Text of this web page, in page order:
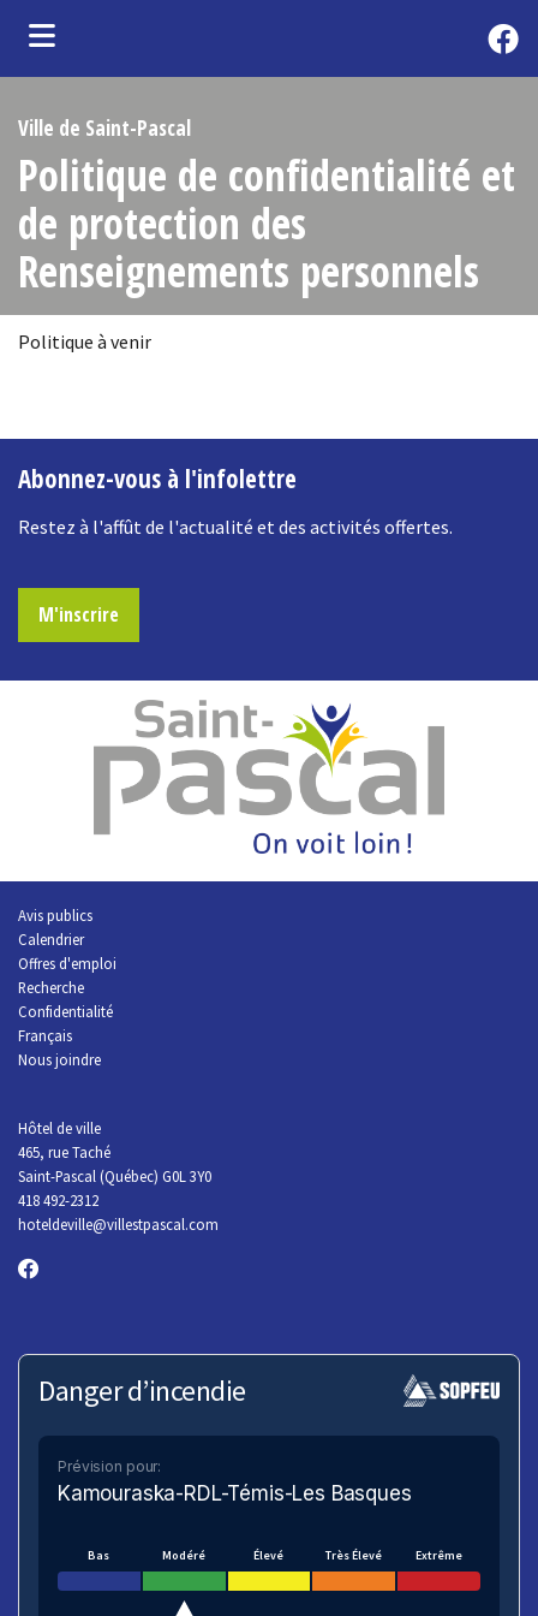
(Entreprises )
(Tourisme )
(S'établir )
(Loisirs et Culture )
Ville de Saint-Pascal
Politique de confidentialité et
de protection des
Renseignements personnels
Politique à venir
Abonnez-vous à l'infolettre
Restez à l'affût de l'actualité et des activités offertes.
M'inscrire
Avis publics
Calendrier
Offres d'emploi
Recherche
Confidentialité
Français
Nous joindre
Hôtel de ville
465, rue Taché
Saint-Pascal (Québec) G0L 3Y0
418 492-2312
hoteldeville@villestpascal.com
Danger d’incendie
Prévision pour:
Kamouraska-RDL-Témis-Les Basques
Bas Modéré Élevé Très Élevé Extrême